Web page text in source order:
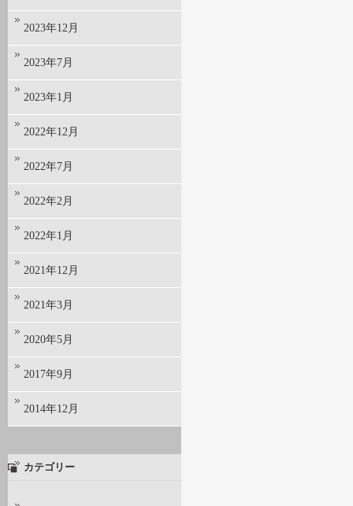
2023年12月
2023年7月
2023年1月
2022年12月
2022年7月
2022年2月
2022年1月
2021年12月
2021年3月
2020年5月
2017年9月
2014年12月
カテゴリー